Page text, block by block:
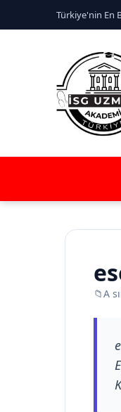
Türkiye'nin En
📁A